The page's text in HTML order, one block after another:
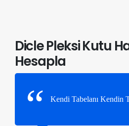
Dicle Pleksi Kutu
Hesapla
Kendi Tabelanı Kendin